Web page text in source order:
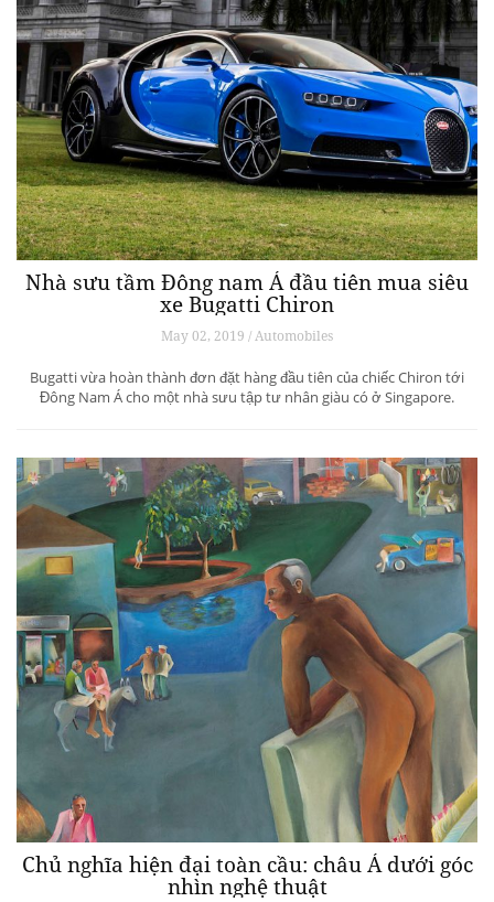
Nhà sưu tầm Đông nam Á đầu tiên mua siêu
xe Bugatti Chiron
May 02, 2019 / Automobiles
Bugatti vừa hoàn thành đơn đặt hàng đầu tiên của chiếc Chiron tới
Đông Nam Á cho một nhà sưu tập tư nhân giàu có ở Singapore.
Chủ nghĩa hiện đại toàn cầu: châu Á dưới góc
nhìn nghệ thuật